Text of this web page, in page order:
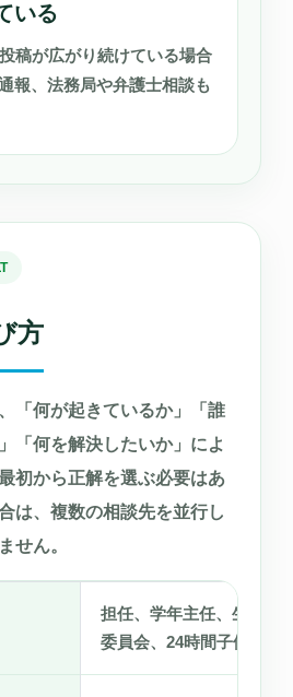
いる
稿が広がり続けている場合
報、法務局や弁護士相談も
方
「何が起きているか」「誰
「何を解決したいか」によ
初から正解を選ぶ必要はあ
は、複数の相談先を並行し
せん。
担任、学年主任、生徒指
委員会、24時間子供SOS